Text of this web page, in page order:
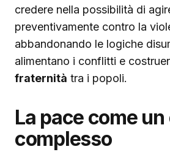
credere nella possibilità di
preventivamente contro la
abbandonando le logiche
alimentano i conflitti e
fraternità tra i popoli.
La pace come
complesso